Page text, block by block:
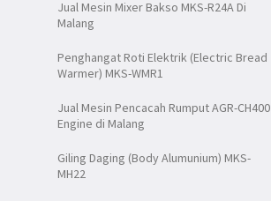
Jual Mesin Mixer Bakso MKS-R24A Di
Malang
Penghangat Roti Elektrik (Electric Bread
Warmer) MKS-WMR1
Jual Mesin Pencacah Rumput AGR-CH400
Engine di Malang
Giling Daging (Body Alumunium) MKS-
MH22